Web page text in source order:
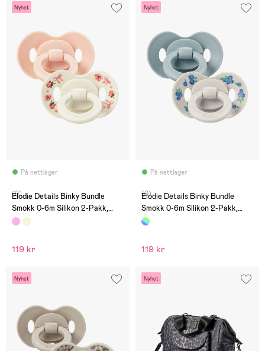
Nyhet
På nettlager
(0)
Elodie Details Binky Bundle
Smokk 0-6m Silikon 2-Pakk,
Petit River Rose
119 kr
Nyhet
På nettlager
(0)
Elodie Details Binky Bundle
Smokk 0-6m Silikon 2-Pakk,
Blueberry Bliss
119 kr
Nyhet Nyhet